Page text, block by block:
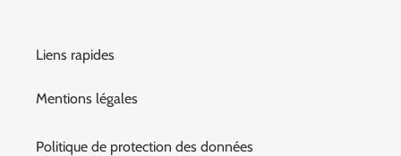
Liens rapides
Mentions légales
Politique de protection des données